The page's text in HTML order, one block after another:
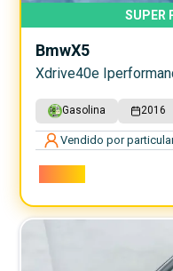
SUPER
BmwX5
Xdrive40e
Gasolina 2016
Vendido por